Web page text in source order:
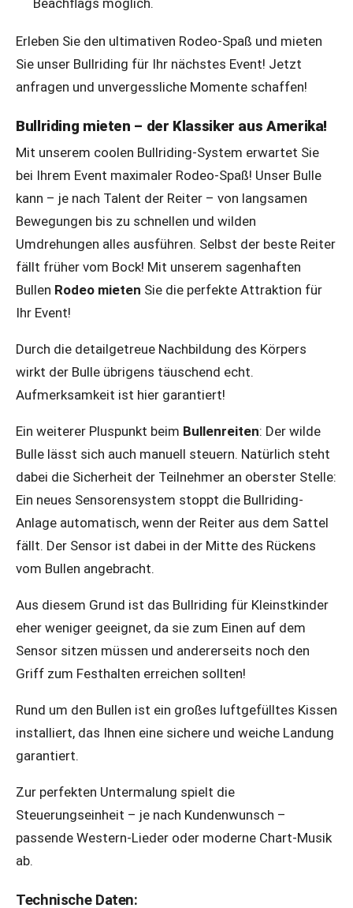
Beachflags möglich.
Erleben Sie den ultimativen Rodeo-Spaß und mieten
Sie unser Bullriding für Ihr nächstes Event! Jetzt
anfragen und unvergessliche Momente schaffen!
Bullriding mieten – der Klassiker aus Amerika!
Mit unserem coolen Bullriding-System erwartet Sie
bei Ihrem Event maximaler Rodeo-Spaß! Unser Bulle
kann – je nach Talent der Reiter – von langsamen
Bewegungen bis zu schnellen und wilden
Umdrehungen alles ausführen. Selbst der beste Reiter
fällt früher vom Bock! Mit unserem sagenhaften
Bullen Rodeo mieten Sie die perfekte Attraktion für
Ihr Event!
Durch die detailgetreue Nachbildung des Körpers
wirkt der Bulle übrigens täuschend echt.
Aufmerksamkeit ist hier garantiert!
Ein weiterer Pluspunkt beim Bullenreiten: Der wilde
Bulle lässt sich auch manuell steuern. Natürlich steht
dabei die Sicherheit der Teilnehmer an oberster Stelle:
Ein neues Sensorensystem stoppt die Bullriding-
Anlage automatisch, wenn der Reiter aus dem Sattel
fällt. Der Sensor ist dabei in der Mitte des Rückens
vom Bullen angebracht.
Aus diesem Grund ist das Bullriding für Kleinstkinder
eher weniger geeignet, da sie zum Einen auf dem
Sensor sitzen müssen und andererseits noch den
Griff zum Festhalten erreichen sollten!
Rund um den Bullen ist ein großes luftgefülltes Kissen
installiert, das Ihnen eine sichere und weiche Landung
garantiert.
Zur perfekten Untermalung spielt die
Steuerungseinheit – je nach Kundenwunsch –
passende Western-Lieder oder moderne Chart-Musik
ab.
Technische Daten: